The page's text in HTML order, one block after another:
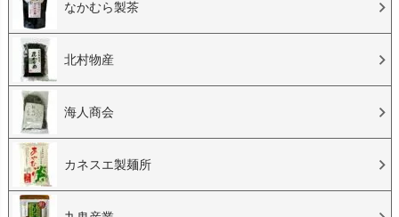
なかむら製茶
北村物産
海人商会
カネスエ製麺所